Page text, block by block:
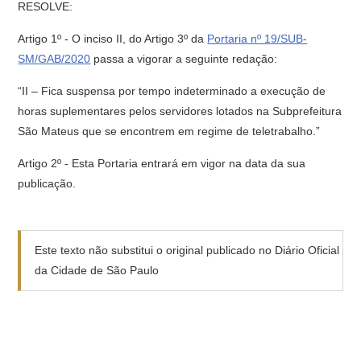
RESOLVE:
Artigo 1º - O inciso II, do Artigo 3º da Portaria nº 19/SUB-
SM/GAB/2020 passa a vigorar a seguinte redação:
“II – Fica suspensa por tempo indeterminado a execução de
horas suplementares pelos servidores lotados na Subprefeitura
São Mateus que se encontrem em regime de teletrabalho.”
Artigo 2º - Esta Portaria entrará em vigor na data da sua
publicação.
Este texto não substitui o original publicado no Diário Oficial
da Cidade de São Paulo